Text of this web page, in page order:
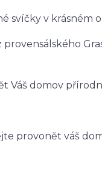
svíčky v krásném
Váš domov
provonět váš